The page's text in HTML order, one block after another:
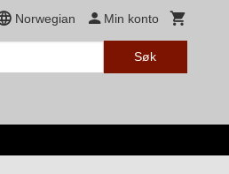
Norwegian Min konto
Søk